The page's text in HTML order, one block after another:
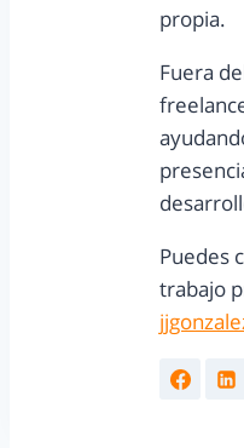
propia.
Fuera
Puedes
trabajo